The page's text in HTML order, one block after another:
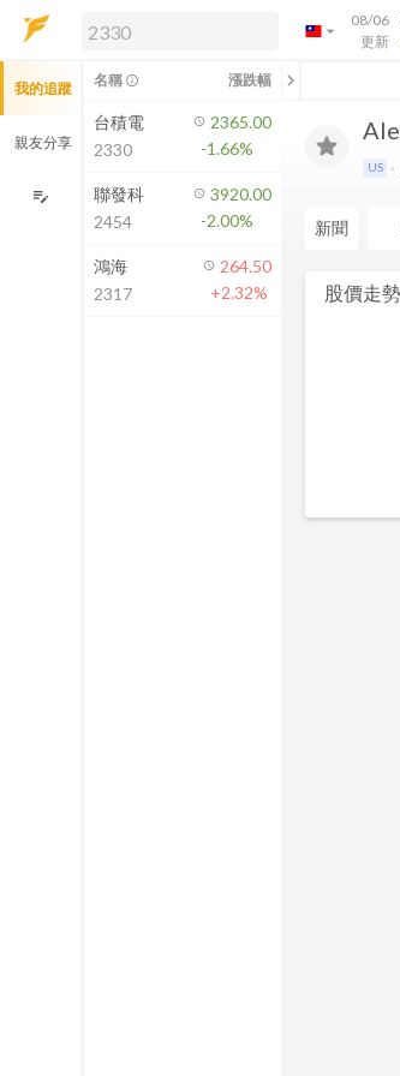
arrow_drop_down
08/06
更新
解鎖即時行情及進階功能
方案」，即可解鎖以下功能：
即時行情
即時市況與排行
成交金額熱力圖
前往方案訂閱
如何綁定合作券商
US
新聞
股價走勢
我的追蹤
親友分享
edit_note
名稱 info_outline 漲跌幅 chevron_left
台積電
2330
2365.00
-1.66%
聯發科
2454
3920.00
-2.00%
鴻海
2317
264.50
+2.32%